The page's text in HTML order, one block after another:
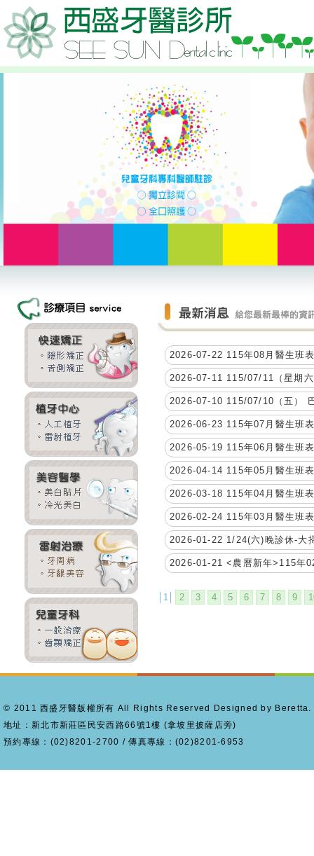
2026-07-22 115年08月醫生班
2026-07-11 115/07/11（星期
2026-07-10 115/07/10（五）
2026-06-23 115年07月醫生班
2026-05-19 115年06月醫生班
2026-04-14 115年05月醫生班
2026-03-18 115年04月醫生班
2026-02-24 115年03月醫生班
2026-01-22 1/24(六)晚診休-大
2026-01-21 <農曆新年>115年
│1│ 2 3 4 5 6 7 8 9
© 2011 西盛牙醫版權所有 All Rights Reserved Designed by Beretta.
地址：新北市新莊區民安西路66號1樓 (拿坡里披薩店旁)
預約專線：(02)8201-2700 / 傳真專線：(02)8201-6953